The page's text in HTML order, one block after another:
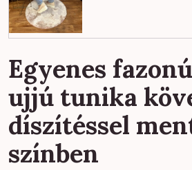
Egyenes
ujjú tunika
díszítéssel
színben